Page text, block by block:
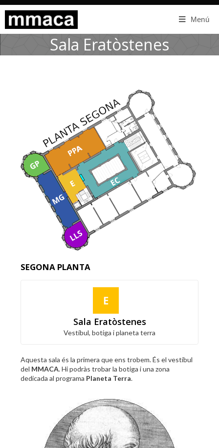
Menú
Sala Eratòstenes
SEGONA PLANTA
Sala Eratòstenes
Vestíbul, botiga i planeta terra
Aquesta sala és la primera que ens trobem. És el vestíbul
del MMACA. Hi podràs trobar la botiga i una zona
dedicada al programa Planeta Terra.